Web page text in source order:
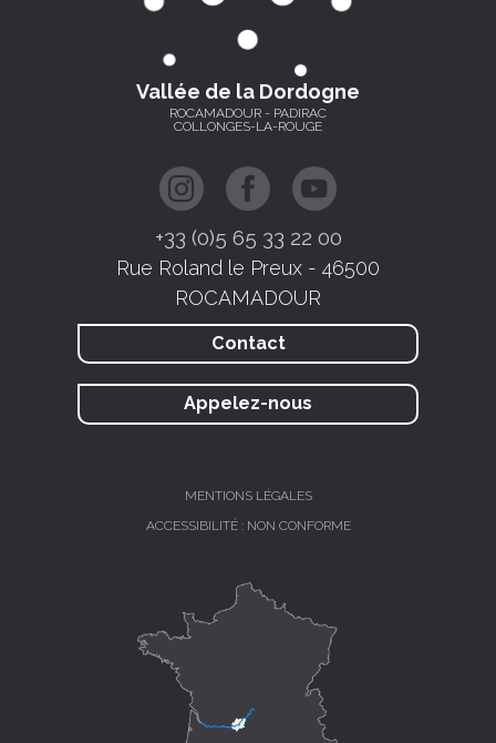
Vallée de la Dordogne
ROCAMADOUR - PADIRAC
COLLONGES-LA-ROUGE
+33 (0)5 65 33 22 00
Rue Roland le Preux - 46500
ROCAMADOUR
Contact
Appelez-nous
MENTIONS LÉGALES
ACCESSIBILITÉ : NON CONFORME